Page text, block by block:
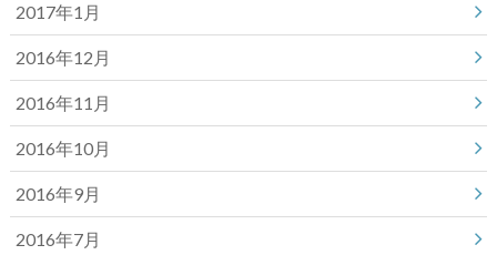
2017年1月
2016年12月
2016年11月
2016年10月
2016年9月
2016年7月